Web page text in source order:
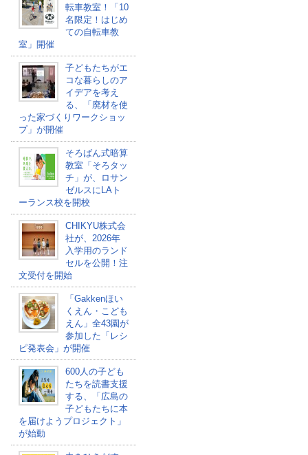
転車教室！「10
名限定！はじめ
ての自転車教
室」開催
子どもたちがエ
コな暮らしのア
イデアを考え
る、「廃材を使
った家づくりワークショッ
プ」が開催
そろばん式暗算
教室「そろタッ
チ」が、ロサン
ゼルスにLAト
ーランス校を開校
CHIKYU株式会
社が、2026年
入学用のランド
セルを公開！注
文受付を開始
「Gakkenほい
くえん・こども
えん」全43園が
参加した「レシ
ピ発表会」が開催
600人の子ども
たちを読書支援
する、「広島の
子どもたちに本
を届けようプロジェクト」
が始動